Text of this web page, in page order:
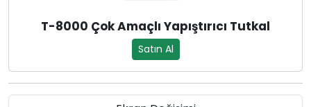
T-8000 Çok Amaçlı Yapıştırıcı Tutkal
Satın Al